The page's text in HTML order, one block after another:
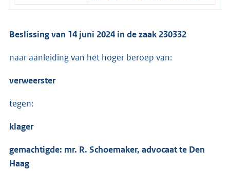
Beslissing van 14 juni 2024 in de zaak 230332
naar aanleiding van het hoger beroep van:
verweerster
tegen:
klager
gemachtigde: mr. R. Schoemaker, advocaat te Den
Haag